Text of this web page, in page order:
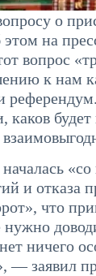
о
на
вопрос
к нам
и отказа
что
ничего
— заявил